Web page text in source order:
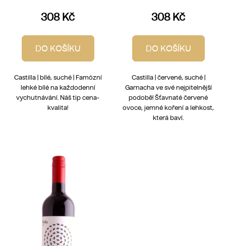
308 Kč
DO KOŠÍKU
Castilla | bílé, suché | Famózní
lehké bílé na každodenní
vychutnávání. Náš tip cena-
kvalita!
308 Kč
DO KOŠÍKU
Castilla | červené, suché |
Garnacha ve své nejpitelnější
podobě! Šťavnaté červené
ovoce, jemné koření a lehkost,
která baví.